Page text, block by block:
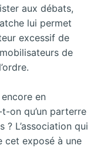
aux débats,
lui permet
excessif de
de
en
on qu’un parterre
? L’association qui
cet exposé à une